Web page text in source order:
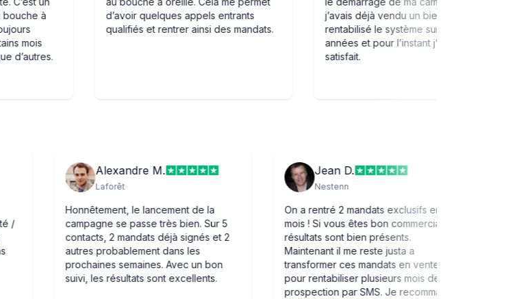
d’avoir quelques appels entrants
qualifiés et rentrer ainsi des mandats.
j’avais déjà vendu un bien ! J’ai donc
rentabilisé le système sur plusieurs
années et pour l’instant j’en suis
qualité /
moins
Alexandre M.
Honnêtement, le lancement de la
campagne se passe très bien. Sur 5
contacts, 2 mandats déjà signés et 2
autres probablement dans les
prochaines semaines. Avec un bon
suivi, les résultats sont excellents.
Jean D.
On a rentré 2 mandats exclusifs en 1
mois ! Si vous êtes bon commercial les
résultats sont bien présents.
Maintenant il me reste justa a
transformer ces mandats en vente
pour rentabiliser plusieurs mois de
prospection par SMS. Je recommande